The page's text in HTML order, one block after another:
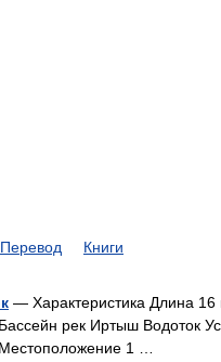
Перевод Книги
— Характеристика Длина 16
рек Иртыш Водоток
1 …